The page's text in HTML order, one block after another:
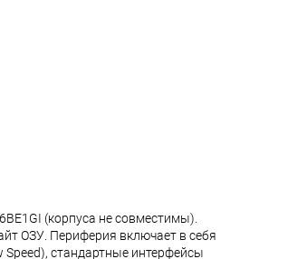
(корпуса не совместимы).
ОЗУ. Периферия включает в себя
стандартные интерфейсы